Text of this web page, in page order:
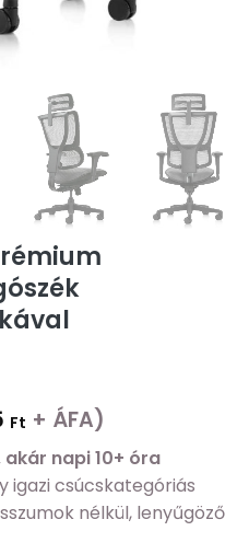
Ft + ÁFA)
napi 10+ óra
igazi csúcskategóriás
nélkül, lenyűgöző